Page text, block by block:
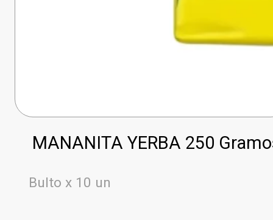
MANANITA YERBA 250
Bulto x 10 un